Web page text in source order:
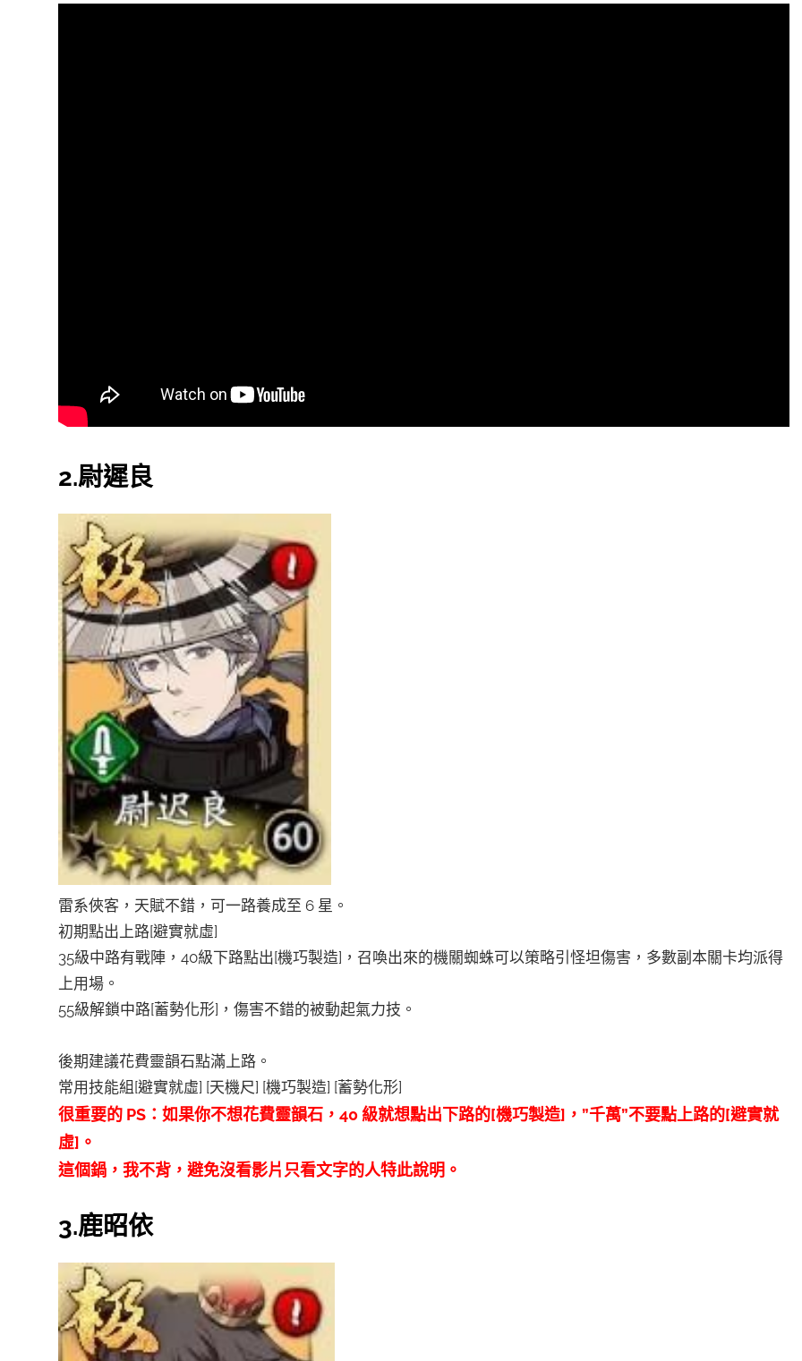
2.尉遲良
雷系俠客，天賦不錯，可一路養成至 6 星。
初期點出上路[避實就虛]
35級中路有戰陣，40級下路點出[機巧製造]，召喚出來的機關蜘蛛可以策略引怪坦傷害，多數副本關卡均派得
上用場。
55級解鎖中路[蓄勢化形]，傷害不錯的被動起氣力技。
後期建議花費靈韻石點滿上路。
常用技能組[避實就虛] [天機尺] [機巧製造] [蓄勢化形]
很重要的 PS：如果你不想花費靈韻石，40 級就想點出下路的[機巧製造]，”千萬”不要點上路的[避實就
虛]。
這個鍋，我不背，避免沒看影片只看文字的人特此說明。
3.鹿昭依